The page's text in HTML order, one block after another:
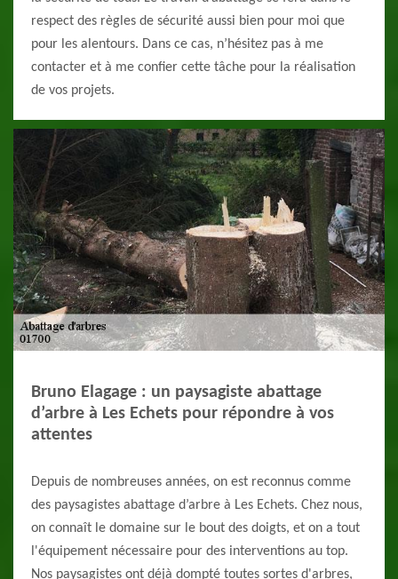
respect des règles de sécurité aussi bien pour moi que
pour les alentours. Dans ce cas, n’hésitez pas à me
contacter et à me confier cette tâche pour la réalisation
de vos projets.
Bruno Elagage : un paysagiste abattage
d’arbre à Les Echets pour répondre à vos
attentes
Depuis de nombreuses années, on est reconnus comme
des paysagistes abattage d’arbre à Les Echets. Chez nous,
on connaît le domaine sur le bout des doigts, et on a tout
l'équipement nécessaire pour des interventions au top.
Nos paysagistes ont déjà dompté toutes sortes d'arbres,